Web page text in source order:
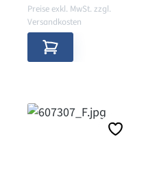
Preise exkl. MwSt. zzgl.
Versandkosten